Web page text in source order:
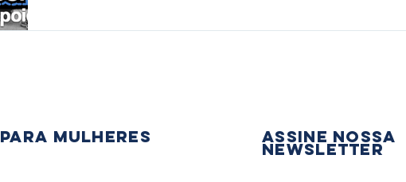
PARA mulheres Assine nossa
Newsletter